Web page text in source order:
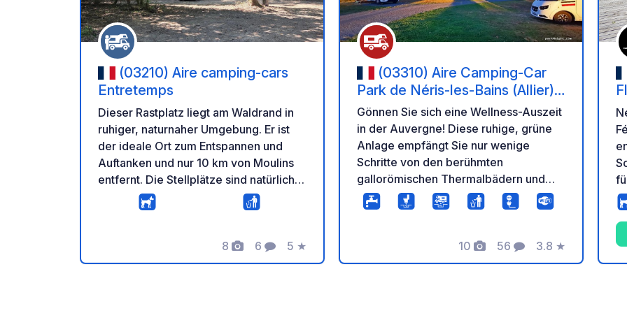
(03210) Aire camping-cars
Entretemps
Dieser Rastplatz liegt am Waldrand in
ruhiger, naturnaher Umgebung. Er ist
der ideale Ort zum Entspannen und
Auftanken und nur 10 km von Moulins
entfernt. Die Stellplätze sind natürlich
beschattet, und Haustiere sind
willkommen. Ein Parkplatz mit
vorhanden. 5G-Netzabdeckung ist
verfügbar. Die Platzordnung hängt am
8
Fotos
6
Kommentare
5
Bewertung
★
(03310) Aire Camping-Car
Park de Néris-les-Bains (Allier) –
Station Thermale et Parc Floral
Gönnen Sie sich eine Wellness-Auszeit
in der Auvergne! Diese ruhige, grüne
Anlage empfängt Sie nur wenige
Schritte von den berühmten
gallorömischen Thermalbädern und
den blühenden Parks von Néris-les-
Bains entfernt. Ideal für eine Kur oder
Erbe zu genießen. Genießen Sie hohen
Komfort während Ihres Aufenthalts:
10
Fotos
56
Kommentare
3.8
Bewertung
★